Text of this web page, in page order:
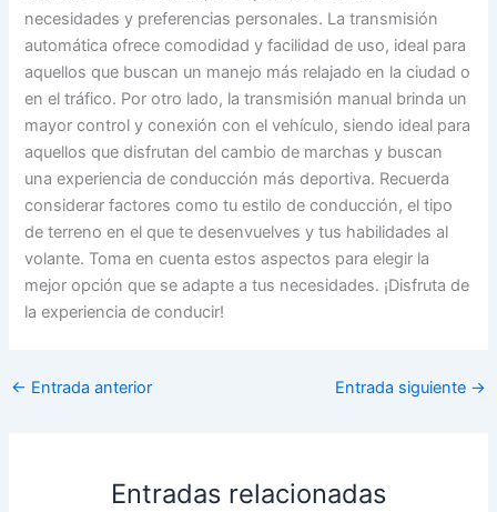
necesidades y preferencias personales. La transmisión
automática ofrece comodidad y facilidad de uso, ideal para
aquellos que buscan un manejo más relajado en la ciudad o
en el tráfico. Por otro lado, la transmisión manual brinda un
mayor control y conexión con el vehículo, siendo ideal para
aquellos que disfrutan del cambio de marchas y buscan
una experiencia de conducción más deportiva. Recuerda
considerar factores como tu estilo de conducción, el tipo
de terreno en el que te desenvuelves y tus habilidades al
volante. Toma en cuenta estos aspectos para elegir la
mejor opción que se adapte a tus necesidades. ¡Disfruta de
la experiencia de conducir!
← Entrada anterior Entrada siguiente →
Entradas relacionadas